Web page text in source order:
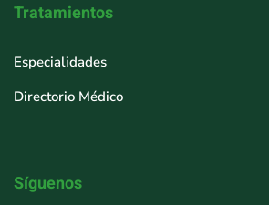
Tratamientos
Especialidades
Directorio Médico
Síguenos